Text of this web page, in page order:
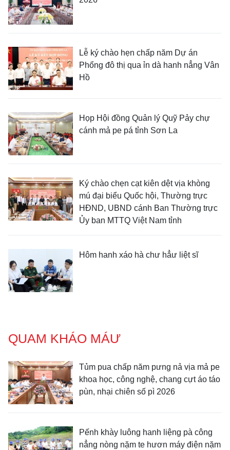
Lễ ký chào hẹn chấp năm Dự án
Phổng đô thị qua ỉn dà hanh nẳng Vân
Hồ
Họp Hội đồng Quản lý Quỹ Pảy chự
cánh mả pe pá tỉnh Sơn La
Ký chào chẹn cạt kiên dệt vịa khòng
mú đại biểu Quốc hội, Thường trực
HĐND, UBND cánh Ban Thường trực
Ủy ban MTTQ Việt Nam tỉnh
Hôm hanh xáo hà chư hẳư liệt sĩ
QUAM KHÁO MÁƯ
Tủm pua chấp năm pưng nả vịa mả pe
khoa học, công nghệ, chang cựt áo táo
pùn, nhại chiên số pì 2026
Pếnh khày luông hanh liệng pà công
nẳng nòng nặm te hươn máy điện nặm